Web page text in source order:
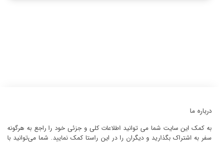
درباره ما
به کمک این سایت شما می توانید اطلاعات کلی و جزئی خود را راجع به هرگونه
سفر به اشتراک بگذارید و دیگران را در این راستا کمک نمایید. شما می‌توانید با